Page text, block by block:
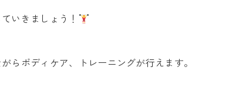
いきましょう！
らボディケア、トレーニングが行えます。